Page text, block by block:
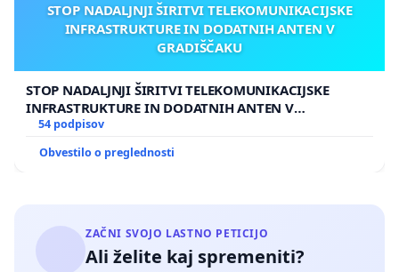
STOP NADALJNJI ŠIRITVI TELEKOMUNIKACIJSKE
INFRASTRUKTURE IN DODATNIH ANTEN V
GRADIŠČAKU
STOP NADALJNJI ŠIRITVI TELEKOMUNIKACIJSKE
INFRASTRUKTURE IN DODATNIH ANTEN V
GRADIŠČAKU
54 podpisov
Obvestilo o preglednosti
ZAČNI SVOJO LASTNO PETICIJO
Ali želite kaj spremeniti?